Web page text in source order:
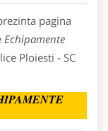
pagina
Echipamente
Ploiesti - SC